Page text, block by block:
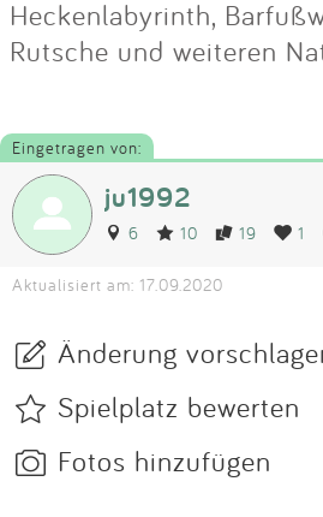
Heckenlabyrinth,
Rutsche und weiteren
Eingetragen von:
ju1992
6 10 19 1
Aktualisiert am: 17.09.2020
Änderung
Spielplatz bewerten
Fotos hinzufügen